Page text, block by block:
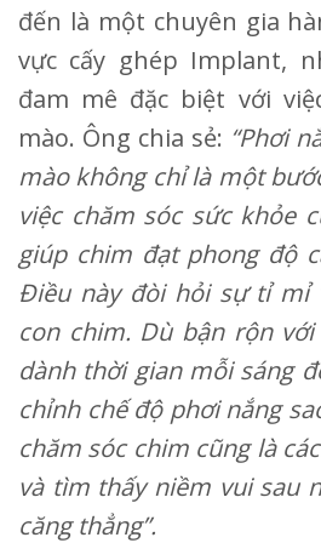
đến là một chuyên gia
vực cấy ghép Implant,
đam mê đặc biệt với
mào. Ông chia sẻ: “Phơi
mào không chỉ là một
việc chăm sóc sức khỏe
giúp chim đạt phong độ
Điều này đòi hỏi sự tỉ mỉ
con chim. Dù bận rộn
dành thời gian mỗi sáng
chỉnh chế độ phơi nắng
chăm sóc chim cũng là
và tìm thấy niềm vui sau
căng thẳng”.